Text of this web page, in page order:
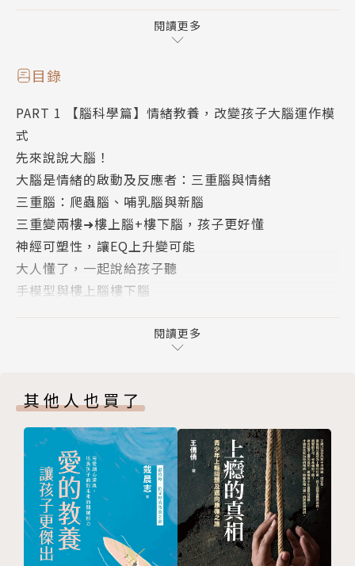
精心設計20個情緒遊戲，玩出孩子高EQ！
適用家有0～12歲親師
及早注意孩子發出的情緒信號，再正確做出回應，讓孩
子有穩定的成長環境。
教孩子辨識自己的情緒，自我察覺並覺察他人，學會主
動聆聽，處理自己及他人的情緒，使用正確的情緒語言
來表達，並解決問題。
〔本書特色〕
明情緒理論，同時給出教導指南與親子活動設計，方便
簡明易讀的情緒教養書，有助提升親子關係：以腦科學
帶出帶出情緒教養困境，並輔以簡明的科學研究印證及
各種生活中的情緒案例，傳授家長可實際應用的教養方
法，在孩子情緒失控前，即可有效掌控情況，立即運
用。
從腦科學及心理學剖析孩子的情緒發展，穩定情緒：了
解孩子腦部發展歷程，及其發展心理學的面向，全方位
閱讀更多
目錄
PART 1 【腦科學篇】情緒教養，改變孩子大腦運作模
式
先來說說大腦！
大腦是情緒的啟動及反應者：三重腦與情緒
三重腦：爬蟲腦、哺乳腦與新腦
三重變兩樓➜樓上腦+樓下腦，孩子更好懂
神經可塑性，讓EQ上升變可能
大人懂了，一起說給孩子聽
手模型與樓上腦樓下腦
PART 2 【情緒科學篇】讀懂孩子的情緒
先來說說情緒﹗
情緒涵蓋4個面向
人的情緒從何來？
情緒發展里程埤➜未來幸福力
情緒辨識力發展進程
情緒調節力發展進程，受父母與環境影響
社會情緒教育（SEL）是什麼 ？
閱讀更多
其他人也買了